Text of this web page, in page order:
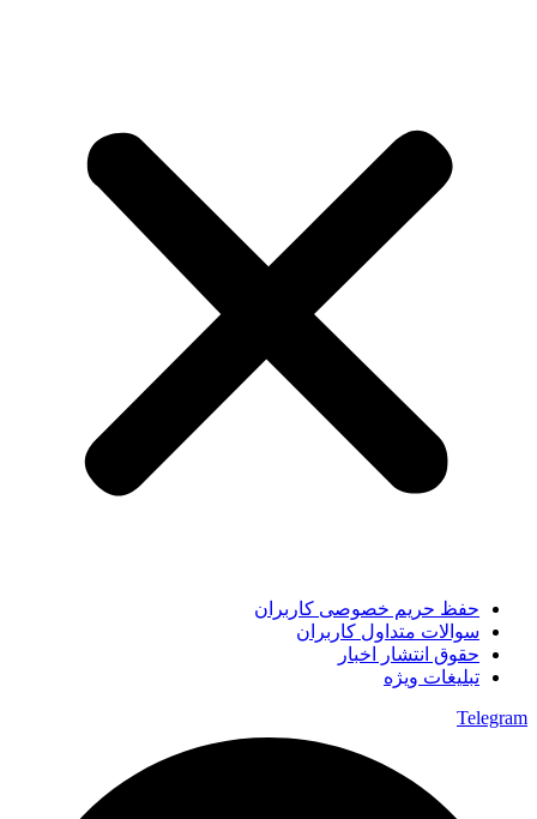
حفظ حریم خصوصی کاربران
سوالات متداول کاربران
حقوق انتشار اخبار
تبلیغات ویژه
Telegram